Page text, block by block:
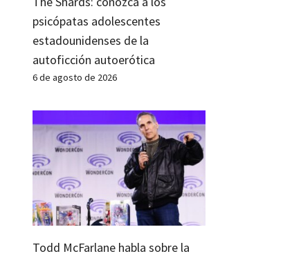
psicópatas adolescentes
estadounidenses de la
autoficción autoerótica
6 de agosto de 2026
Todd McFarlane habla sobre la